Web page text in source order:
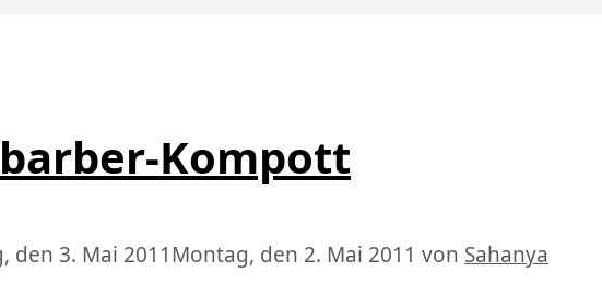
Kompott
den 3. Mai 2011Montag, den 2. Mai 2011 von Sahanya